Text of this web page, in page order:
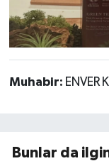
Muhabir: ENVER
Bunlar da